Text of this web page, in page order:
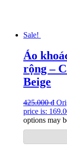
Sale!
Áo
rộng –
Beige
425.000₫
price is:
options may